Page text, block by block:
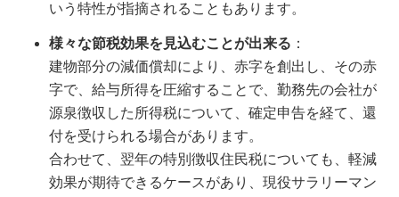
いう特性が指摘されることもあります。
様々な節税効果を見込むことが出来る ：
建物部分の減価償却により、赤字を創出し、その赤
字で、給与所得を圧縮することで、勤務先の会社が
源泉徴収した所得税について、確定申告を経て、還
付を受けられる場合があります。
合わせて、翌年の特別徴収住民税についても、軽減
効果が期待できるケースがあり、現役サラリーマン